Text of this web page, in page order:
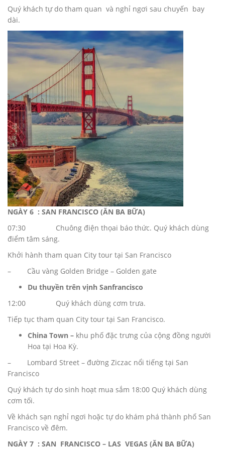
Quý khách tự do tham quan và nghỉ ngơi sau chuyến bay
dài.
NGÀY 6 : SAN FRANCISCO (ĂN BA BỮA)
07:30 Chuông điện thọai báo thức. Quý khách dùng
điểm tâm sáng.
Khởi hành tham quan City tour tại San Francisco
– Cầu vàng Golden Bridge – Golden gate
Du thuyền trên vịnh Sanfrancisco
12:00 Quý khách dùng cơm trưa.
Tiếp tục tham quan City tour tại San Francisco.
China Town – khu phố đặc trưng của cộng đồng người
Hoa tại Hoa Kỳ.
– Lombard Street – đường Ziczac nổi tiếng tại San
Francisco
Quý khách tự do sinh hoạt mua sắm 18:00 Quý khách dùng
cơm tối.
Về khách sạn nghỉ ngơi hoặc tự do khám phá thành phố San
Francisco về đêm.
NGÀY 7 : SAN FRANCISCO – LAS VEGAS (ĂN BA BỮA)